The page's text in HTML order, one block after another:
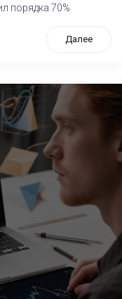
порядка 70%
Далее